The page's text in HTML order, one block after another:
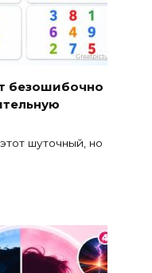
безошибочно
шуточный, но